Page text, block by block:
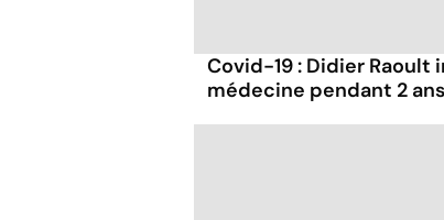
Covid-19 : Didier Raoult
médecine pendant 2 ans